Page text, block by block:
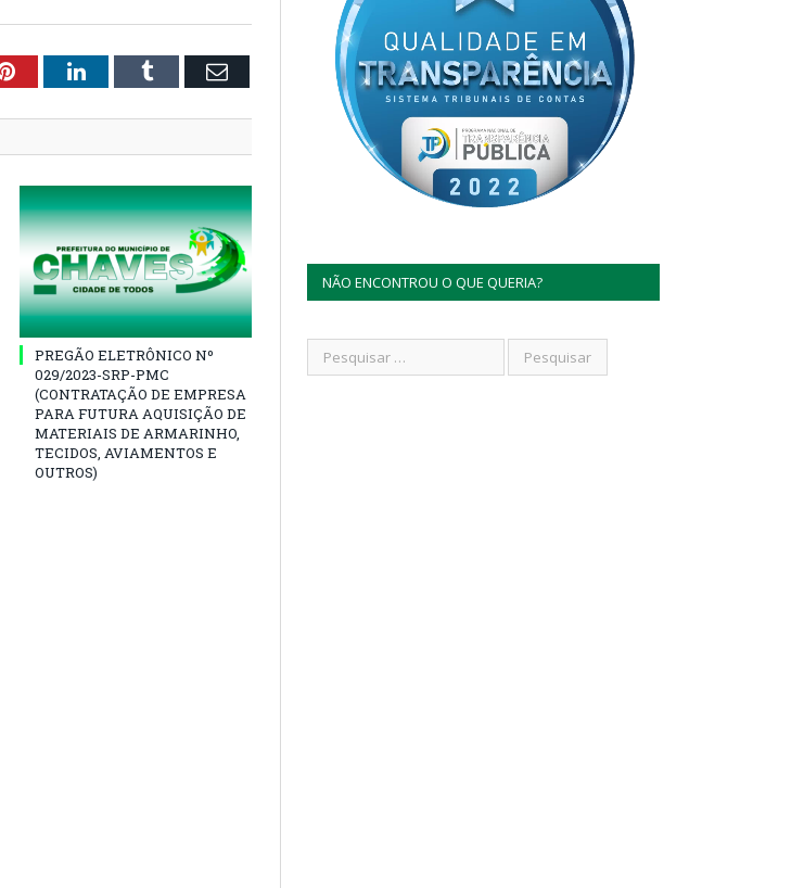
PinterestLinkedInTumblr Email
PREGÃO ELETRÔNICO Nº
029/2023-SRP-PMC
(CONTRATAÇÃO DE EMPRESA
PARA FUTURA AQUISIÇÃO DE
MATERIAIS DE ARMARINHO,
TECIDOS, AVIAMENTOS E
OUTROS)
NÃO ENCONTROU O QUE QUERIA?